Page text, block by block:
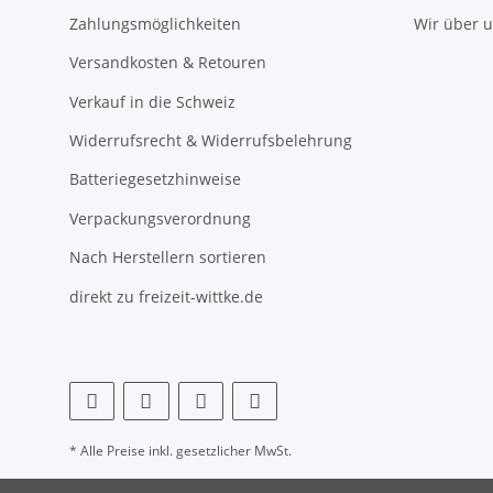
Zahlungsmöglichkeiten
Versandkosten & Retouren
Verkauf in die Schweiz
Widerrufsrecht & Widerrufsbelehrung
Batteriegesetzhinweise
Verpackungsverordnung
Nach Herstellern sortieren
direkt zu freizeit-wittke.de
Wir über
* Alle Preise inkl. gesetzlicher MwSt.